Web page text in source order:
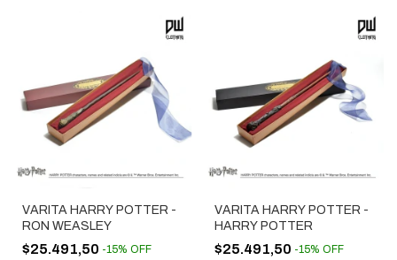
VARITA HARRY POTTER -
RON WEASLEY
$25.491,50 -15% OFF
VARITA HARRY POTTER -
HARRY POTTER
$25.491,50 -15% OFF